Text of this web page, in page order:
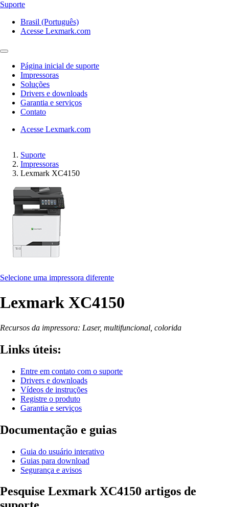
Suporte
Brasil (Português)
Acesse Lexmark.com
Página inicial de suporte
Impressoras
Soluções
Drivers e downloads
Garantia e serviços
Contato
Acesse Lexmark.com
Suporte
Impressoras
Lexmark XC4150
Selecione uma impressora diferente
Lexmark XC4150
Recursos da impressora: Laser, multifuncional, colorida
Links úteis:
Entre em contato com o suporte
Drivers e downloads
Vídeos de instruções
Registre o produto
Garantia e serviços
Documentação e guias
Guia do usuário interativo
Guias para download
Segurança e avisos
Pesquise Lexmark XC4150 artigos de